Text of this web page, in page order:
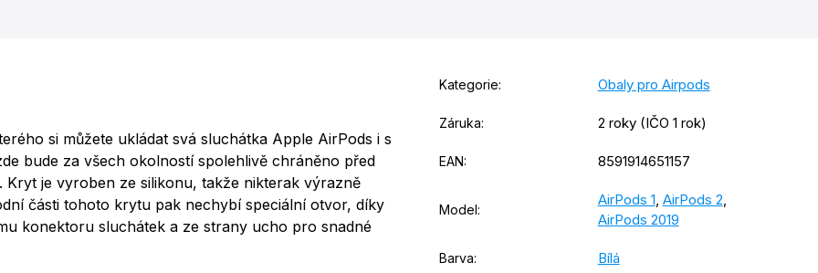
si můžete ukládat svá sluchátka Apple AirPods i s
bude za všech okolností spolehlivě chráněno před
je vyroben ze silikonu, takže nikterak výrazně
části tohoto krytu pak nechybí speciální otvor, díky
konektoru sluchátek a ze strany ucho pro snadné
Kategorie: Obaly pro Airpods
Záruka: 2 roky (IČO 1 rok)
EAN: 8591914651157
Model:
AirPods 1 AirPods 2
AirPods 2019
Barva: Bílá